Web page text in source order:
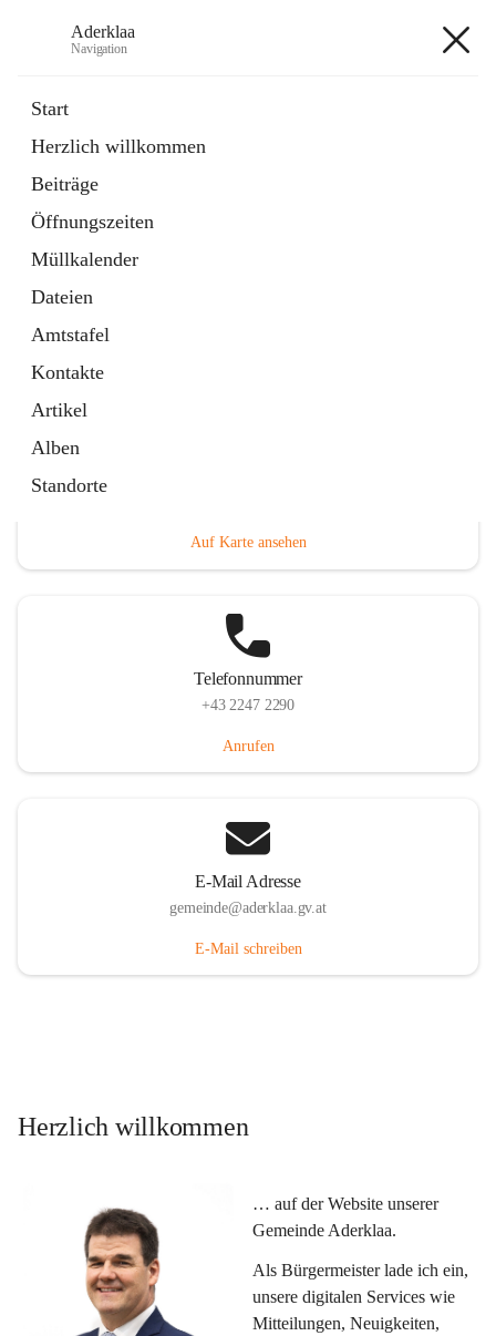
Aderklaa
Navigation
Start
Herzlich willkommen
Beiträge
Öffnungszeiten
Müllkalender
Dateien
Amtstafel
Kontakte
Artikel
Alben
Standorte
6 Schnellzugriffe
Gemeinde
3 Schnellzugriffe
Auf Karte ansehen
Telefonnummer
+43 2247 2290
Anrufen
E-Mail Adresse
gemeinde@aderklaa.gv.at
E-Mail schreiben
Herzlich willkommen
… auf der Website unserer
Gemeinde Aderklaa.
Als Bürgermeister lade ich ein,
unsere digitalen Services wie
Mitteilungen, Neuigkeiten,